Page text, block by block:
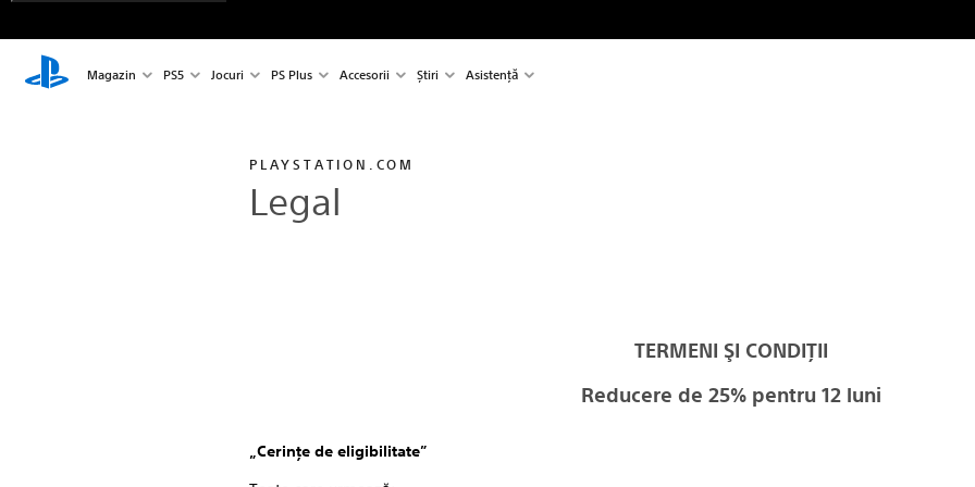
Magazin PS5 Jocuri PS Plus Accesorii Știri Asistență
PLAYSTATION.COM
Legal
TERMENI ŞI CONDIŢII
Reducere de 25% pentru 12 luni
„Cerinţe de eligibilitate”